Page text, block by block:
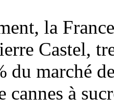
la
Castel,
du marché
cannes à